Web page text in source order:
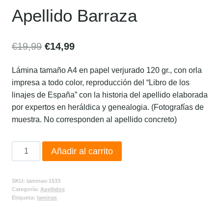
Apellido Barraza
€19,99 €14,99
Lámina tamaño A4 en papel verjurado 120 gr., con orla
impresa a todo color, reproducción del “Libro de los
linajes de España” con la historia del apellido elaborada
por expertos en heráldica y genealogia. (Fotografías de
muestra. No corresponden al apellido concreto)
Añadir al carrito
SKU: laminas-1533
Categoría: Apellidos
Etiqueta: laminas